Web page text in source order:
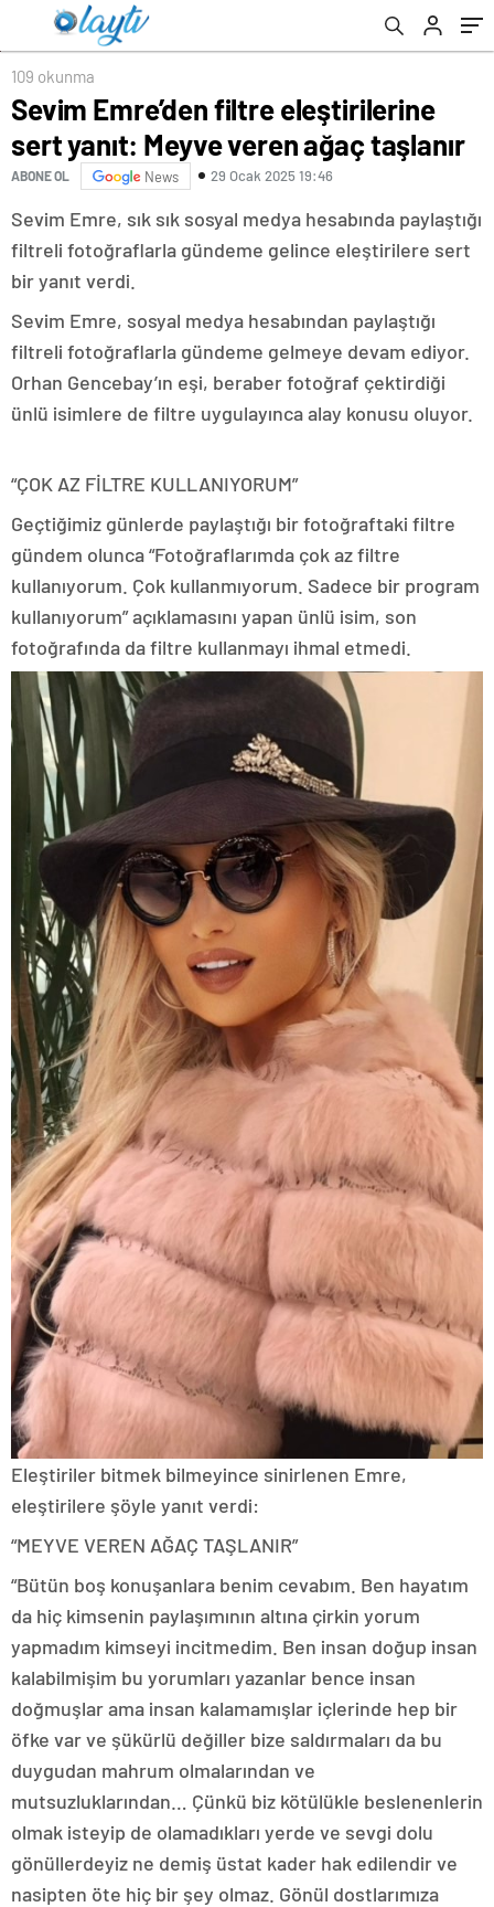
109 okunma
Sevim Emre’den filtre eleştirilerine
sert yanıt: Meyve veren ağaç taşlanır
ABONE OL News 29 Ocak 2025 19:46
Sevim Emre, sık sık sosyal medya hesabında paylaştığı
filtreli fotoğraflarla gündeme gelince eleştirilere sert
bir yanıt verdi.
Sevim Emre, sosyal medya hesabından paylaştığı
filtreli fotoğraflarla gündeme gelmeye devam ediyor.
Orhan Gencebay’ın eşi, beraber fotoğraf çektirdiği
ünlü isimlere de filtre uygulayınca alay konusu oluyor.
“ÇOK AZ FİLTRE KULLANIYORUM”
Geçtiğimiz günlerde paylaştığı bir fotoğraftaki filtre
gündem olunca “Fotoğraflarımda çok az filtre
kullanıyorum. Çok kullanmıyorum. Sadece bir program
kullanıyorum” açıklamasını yapan ünlü isim, son
fotoğrafında da filtre kullanmayı ihmal etmedi.
Eleştiriler bitmek bilmeyince sinirlenen Emre,
eleştirilere şöyle yanıt verdi:
“MEYVE VEREN AĞAÇ TAŞLANIR”
“Bütün boş konuşanlara benim cevabım. Ben hayatım
da hiç kimsenin paylaşımının altına çirkin yorum
yapmadım kimseyi incitmedim. Ben insan doğup insan
kalabilmişim bu yorumları yazanlar bence insan
doğmuşlar ama insan kalamamışlar içlerinde hep bir
öfke var ve şükürlü değiller bize saldırmaları da bu
duygudan mahrum olmalarından ve
mutsuzluklarından… Çünkü biz kötülükle beslenenlerin
olmak isteyip de olamadıkları yerde ve sevgi dolu
gönüllerdeyiz ne demiş üstat kader hak edilendir ve
nasipten öte hiç bir şey olmaz. Gönül dostlarımıza